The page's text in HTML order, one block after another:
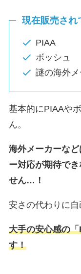
現在販売され
PIAA
ボッシュ
謎の海外
基本的にPIAAや
ん。
海外メーカーな
ー対応が期待で
せん…！
安さの代わりに
大手の安心感の
す！